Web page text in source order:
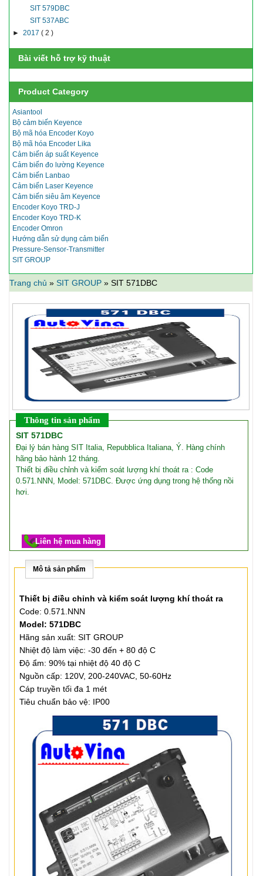
SIT 579DBC
SIT 537ABC
► 2017 ( 2 )
Bài viết hỗ trợ kỹ thuật
Product Category
Asiantool
Bộ cảm biến Keyence
Bộ mã hóa Encoder Koyo
Bộ mã hóa Encoder Lika
Cảm biến áp suất Keyence
Cảm biến đo lường Keyence
Cảm biến Lanbao
Cảm biến Laser Keyence
Cảm biến siêu âm Keyence
Encoder Koyo TRD-J
Encoder Koyo TRD-K
Encoder Omron
Hướng dẫn sử dụng cảm biến
Pressure-Sensor-Transmitter
SIT GROUP
Trang chủ » SIT GROUP » SIT 571DBC
Thông tin sản phẩm
SIT 571DBC
Đại lý bán hàng SIT Italia, Repubblica Italiana, Ý. Hàng chính
hãng bảo hành 12 tháng.
Thiết bị điều chỉnh và kiểm soát lượng khí thoát ra : Code
0.571.NNN, Model: 571DBC. Được ứng dụng trong hệ thống nồi
hơi.
Liên hệ mua hàng
Mô tả sản phẩm
Thiết bị điều chỉnh và kiểm soát lượng khí thoát ra
Code: 0.571.NNN
Model: 571DBC
Hãng sản xuất: SIT GROUP
Nhiệt độ làm việc: -30 đến + 80 độ C
Độ ẩm: 90% tại nhiệt độ 40 độ C
Nguồn cấp: 120V, 200-240VAC, 50-60Hz
Cáp truyền tối đa 1 mét
Tiêu chuẩn bảo vệ: IP00